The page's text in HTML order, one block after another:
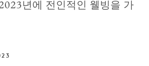
년에 전인적인 웰빙을 가